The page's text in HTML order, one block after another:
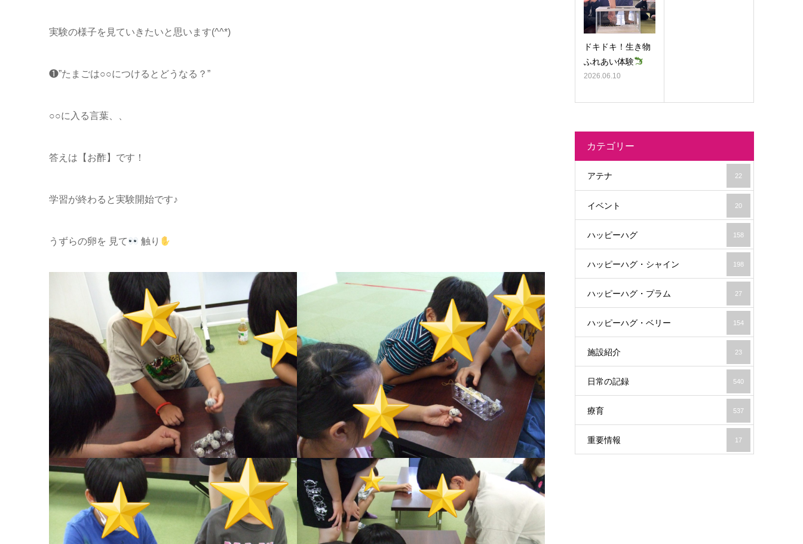
実験の様子を見ていきたいと思います(^^*)
❶”たまごは○○につけるとどうなる？”
○○に入る言葉、、
答えは【お酢】です！
学習が終わると実験開始です♪
うずらの卵を 見て 触り
ドキドキ！生き物
ふれあい体験
2026.06.10
カテゴリー
アテナ 22
イベント 20
ハッピーハグ 158
ハッピーハグ・シャイン 198
ハッピーハグ・プラム 27
ハッピーハグ・ベリー 154
施設紹介 23
日常の記録 540
療育 537
重要情報 17